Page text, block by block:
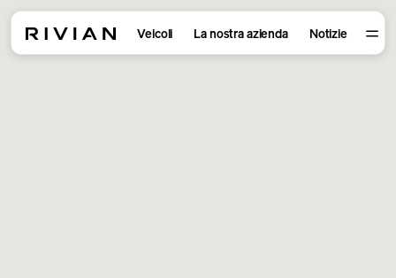
Veicoli La nostra azienda Notizie